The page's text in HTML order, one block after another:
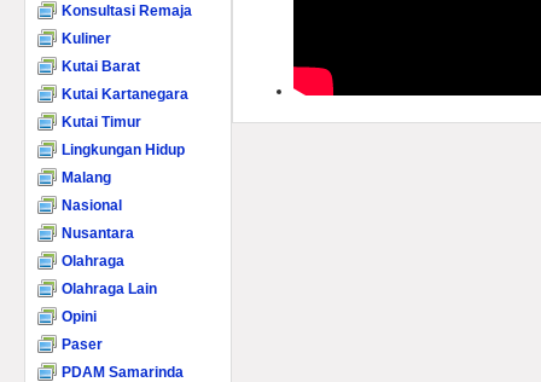
Konsultasi Remaja
Kuliner
Kutai Barat
Kutai Kartanegara
Kutai Timur
Lingkungan Hidup
Malang
Nasional
Nusantara
Olahraga
Olahraga Lain
Opini
Paser
PDAM Samarinda